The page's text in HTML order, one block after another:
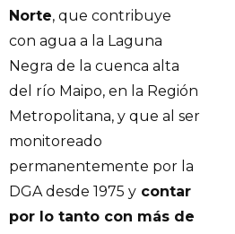
Norte, que contribuye
con agua a la Laguna
Negra de la cuenca alta
del río Maipo, en la Región
Metropolitana, y que al ser
monitoreado
permanentemente por la
DGA desde 1975 y contar
por lo tanto con más de